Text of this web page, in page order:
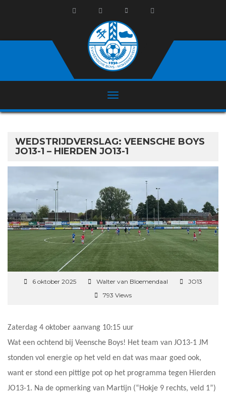
WEDSTRIJDVERSLAG: VEENSCHE BOYS
JO13-1 – HIERDEN JO13-1
6 oktober 2025 Walter van Bloemendaal
JO13
793 Views
Zaterdag 4 oktober aanvang 10:15 uur
Wat een ochtend bij Veensche Boys! Het team van JO13-1 JM
stonden vol energie op het veld en dat was maar goed ook,
want er stond een pittige pot op het programma tegen Hierden
JO13-1. Na de opmerking van Martijn (“Hokje 9 rechts, veld 1”)